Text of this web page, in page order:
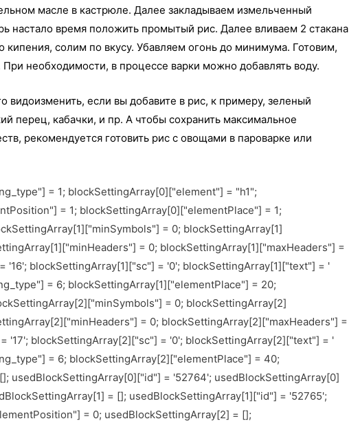
масле в кастрюле. Далее закладываем измельченный
настало время положить промытый рис. Далее вливаем 2 стакана
солим по вкусу. Убавляем огонь до минимума. Готовим,
При необходимости, в процессе варки можно добавлять воду.
видоизменить, если вы добавите в рис, к примеру, зеленый
перец, кабачки, и пр. А чтобы сохранить максимальное
рекомендуется готовить рис с овощами в пароварке или
= 1; blockSettingArray[0]["element"] = "h1";
= 1; blockSettingArray[0]["elementPlace"] = 1;
= 0; blockSettingArray[1]
= 0; blockSettingArray[1]["maxHeaders"] =
'16'; blockSettingArray[1]["sc"] = '0'; blockSettingArray[1]["text"] = '
= 6; blockSettingArray[1]["elementPlace"] = 20;
= 0; blockSettingArray[2]
= 0; blockSettingArray[2]["maxHeaders"] =
'17'; blockSettingArray[2]["sc"] = '0'; blockSettingArray[2]["text"] = '
= 6; blockSettingArray[2]["elementPlace"] = 40;
usedBlockSettingArray[0]["id"] = '52764'; usedBlockSettingArray[0]
= []; usedBlockSettingArray[1]["id"] = '52765';
= 0; usedBlockSettingArray[2] = [];